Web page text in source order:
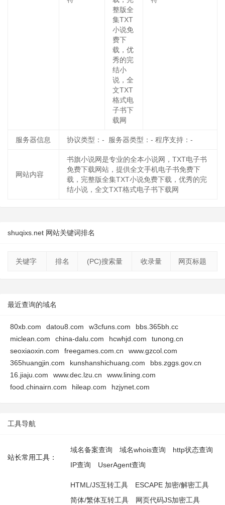
整版全
集TXT
小说免
费下
载，优
秀的完
结小
说，全
文TXT
格式电
子书下
载网
服务器信息 协议类型：- 服务器类型：- 程序支持：-
网站内容
书旗小说网是专业的全本小说网，TXT电子书
免费下载网站，提供全文手机电子书免费下
载，完整版全集TXT小说免费下载，优秀的完
结小说，全文TXT格式电子书下载网
shuqixs.net 网站关键词排名
关键字 排名 (PC)搜索量 收录量 网页标题
最近查询的域名
80xb.com datou8.com w3cfuns.com
bbs.365bh.cc
miclean.com
china-dalu.com hcwhjd.com
tunong.cn
seoxiaoxin.com
freegames.com.cn
www.gzcol.com
365huangjin.com
kunshanshichuang.com
bbs.zggs.gov.cn
16.jiaju.com
www.dec.lzu.cn
www.lining.com
food.chinairn.com
hileap.com hzjynet.com
工具导航
站长常用工具：
域名备案查询 域名whois查询
http状态查询
IP查询
UserAgent查询
HTML/JS互转工具
ESCAPE 加密/解密工具
简体/繁体互转工具
网页代码JS加密工具